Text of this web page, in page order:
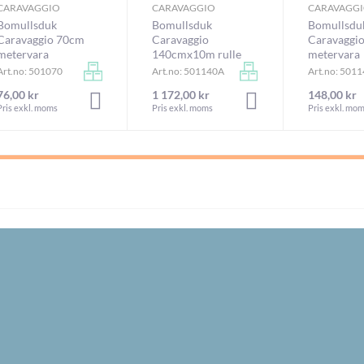
70cm
501070
kr
exkl. moms
LÄGG I VARUKORGEN
CARAVAGGIO
Bomullsduk
Caravaggio
140cmx10m rulle
Art.no: 501140A
1 172,00 kr
Pris exkl. moms
LÄGG I VARUKORGEN
metervara
Art.no:
148,00 kr
Pris exkl.